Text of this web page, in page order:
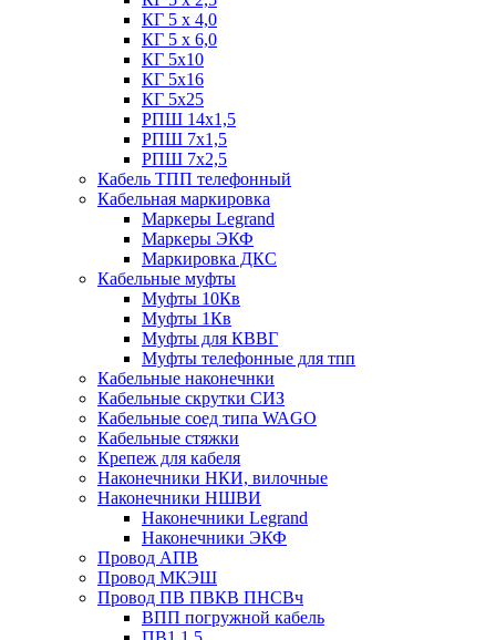
КГ 5 х 4,0
КГ 5 х 6,0
КГ 5х10
КГ 5х16
КГ 5х25
РПШ 14х1,5
РПШ 7х1,5
РПШ 7х2,5
Кабель ТПП телефонный
Кабельная маркировка
Маркеры Legrand
Маркеры ЭКФ
Маркировка ДКС
Кабельные муфты
Муфты 10Кв
Муфты 1Кв
Муфты для КВВГ
Муфты телефонные для тпп
Кабельные наконечнки
Кабельные скрутки СИЗ
Кабельные соед типа WAGO
Кабельные стяжки
Крепеж для кабеля
Наконечники НКИ, вилочные
Наконечники НШВИ
Наконечники Legrand
Наконечники ЭКФ
Провод АПВ
Провод МКЭШ
Провод ПВ ПВКВ ПНСВч
ВПП погружной кабель